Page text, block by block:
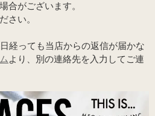
合がございます。
さい。
経っても当店からの返信が届かな
より、別の連絡先を入力してご連